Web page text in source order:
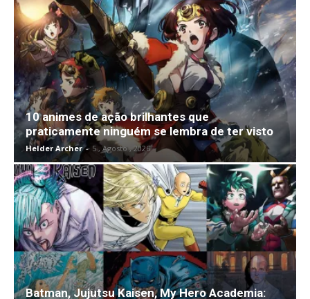
10 animes de ação brilhantes que
praticamente ninguém se lembra de ter visto
Helder Archer - 5 , Agosto , 2026
Batman, Jujutsu Kaisen, My Hero Academia: